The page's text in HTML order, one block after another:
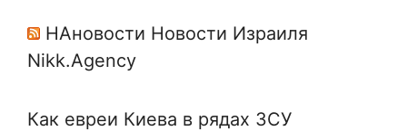
НАновости Новости Израиля
Nikk.Agency
Как евреи Киева в рядах ЗСУ